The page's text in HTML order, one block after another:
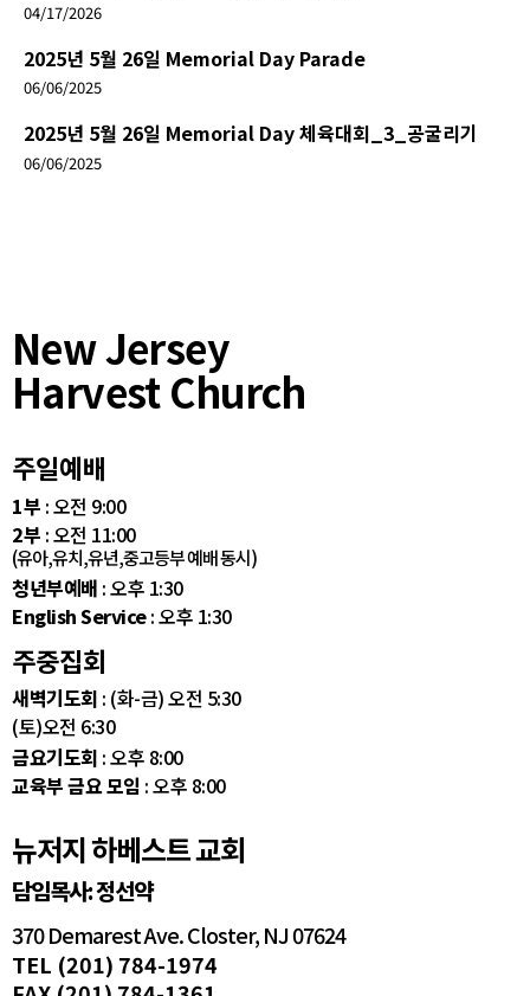
04/17/2026
2025년 5월 26일 Memorial Day Parade
06/06/2025
2025년 5월 26일 Memorial Day 체육대회_3_공굴리기
06/06/2025
New Jersey
Harvest Church
주일예배
1부 : 오전 9:00
2부 : 오전 11:00
(유아,유치,유년,중고등부 예배 동시)
청년부예배 : 오후 1:30
English Service: 오후 1:30
주중집회
새벽기도회 : (화-금) 오전 5:30
(토)오전 6:30
금요기도회 : 오후 8:00
교육부 금요 모임 : 오후 8:00
뉴저지 하베스트 교회
담임목사: 정선약
370 Demarest Ave. Closter, NJ 07624
TEL (201) 784-1974